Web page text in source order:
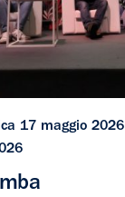
17 maggio 2026